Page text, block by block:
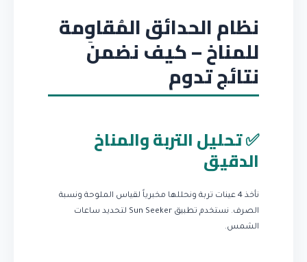
نظام الحدائق المُقاوِمة
للمناخ – كيف نضمن
نتائج تدوم
✅ تحليل التربة والمناخ
الدقيق
نأخذ 4 عينات تربة ونحللها مخبرياً لقياس الملوحة ونسبة
الصرف. نستخدم تطبيق Sun Seeker لتحديد ساعات
الشمس.